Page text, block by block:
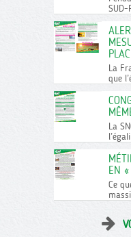
La
que
La
EN «
Ce